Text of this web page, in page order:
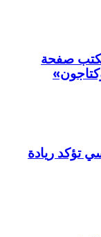
صفحة
تؤكد ريادة